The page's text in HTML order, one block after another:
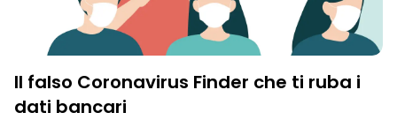
Il falso Coronavirus Finder che ti ruba i
dati bancari